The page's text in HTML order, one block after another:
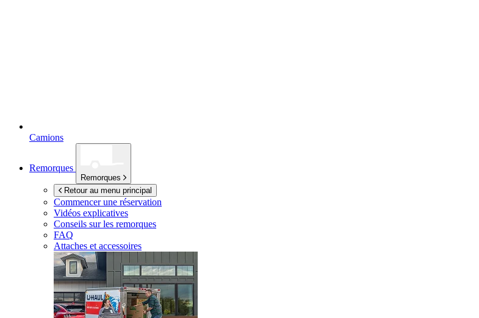
Camions
Remorques
Remorques
Retour au menu principal
Commencer une réservation
Vidéos explicatives
Conseils sur les remorques
FAQ
Attaches et accessoires